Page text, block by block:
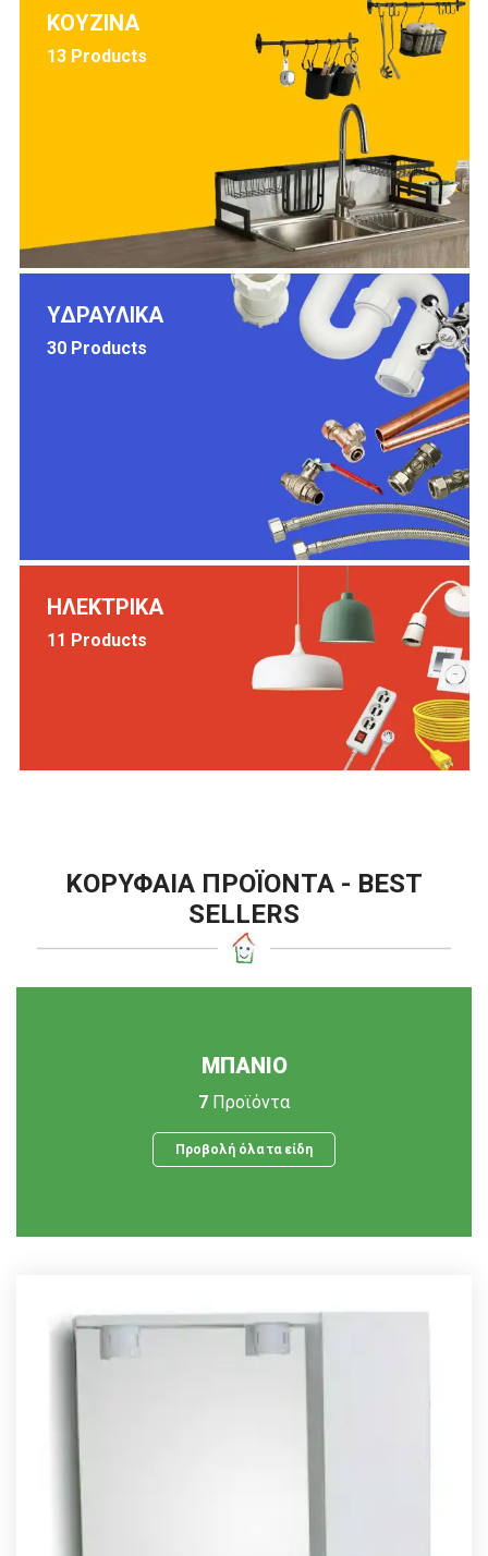
ΚΟΥΖΙΝΑ
13 Products
ΥΔΡΑΥΛΙΚΑ
30 Products
ΗΛΕΚΤΡΙΚΑ
11 Products
ΚΟΡΥΦΑΙΑ ΠΡΟΪΟΝΤΑ - BEST
SELLERS
ΜΠΑΝΙΟ
7 Προϊόντα
Προβολή όλα τα είδη